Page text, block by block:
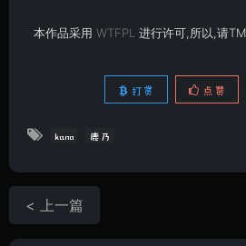
本作品采用 WTFPL 进行许可,所以,请
打赏 点赞
kano 鹿乃
< 上一篇